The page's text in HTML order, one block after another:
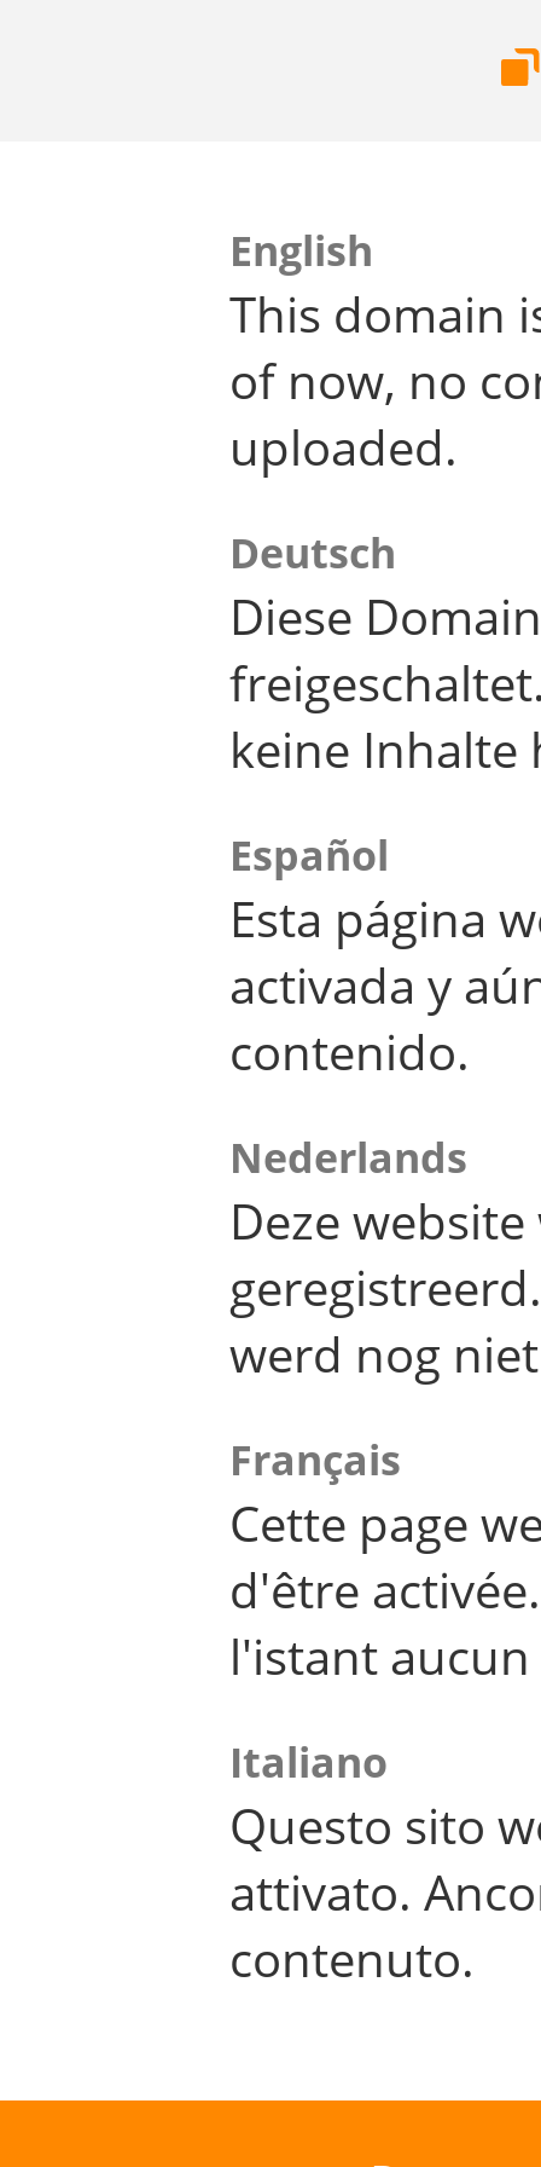
English
This domain
of now, no
uploaded.
Deutsch
Diese
keine Inhalte
Español
Esta página
activada y
contenido.
Nederlands
Deze
werd nog
Français
Cette page
d'être
l'istant
Italiano
Questo sito
attivato.
contenuto.